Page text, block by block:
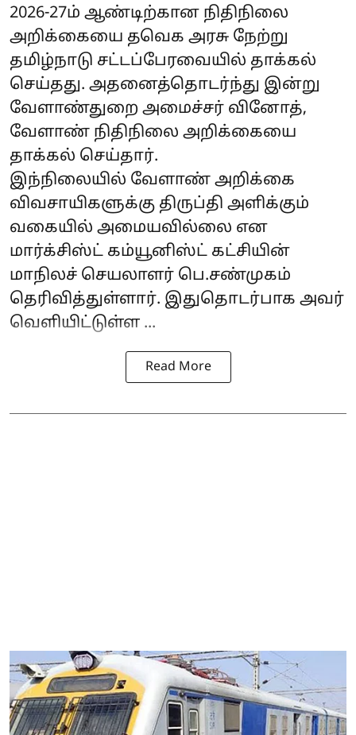
2026-27ம் ஆண்டிற்கான நிதிநிலை
அறிக்கையை தவெக அரசு நேற்று
தமிழ்நாடு சட்டப்பேரவையில் தாக்கல்
செய்தது. அதனைத்தொடர்ந்து இன்று
வேளாண்துறை அமைச்சர் வினோத்,
வேளாண் நிதிநிலை அறிக்கையை
தாக்கல் செய்தார்.
இந்நிலையில் வேளாண் அறிக்கை
விவசாயிகளுக்கு திருப்தி அளிக்கும்
வகையில் அமையவில்லை என
மார்க்சிஸ்ட் கம்யூனிஸ்ட் கட்சியின்
மாநிலச் செயலாளர் பெ.சண்முகம்
தெரிவித்துள்ளார். இதுதொடர்பாக அவர்
வெளியிட்டுள்ள ...
Read More